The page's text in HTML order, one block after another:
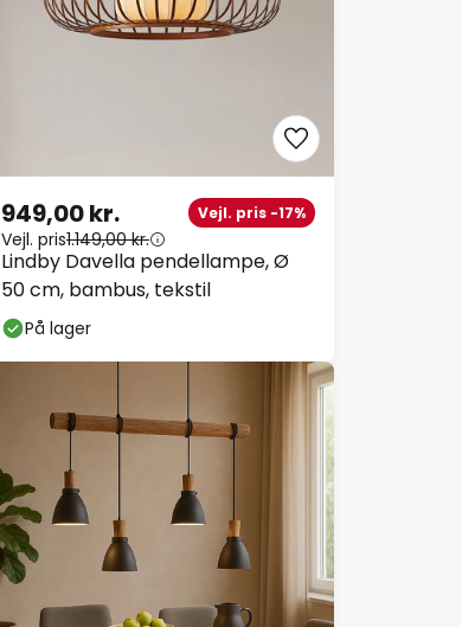
Lindby Davella pendellampe, Ø
50 cm, bambus, tekstil
949,00 kr. Vejl. pris -17%
Vejl. pris1.149,00 kr.
På lager